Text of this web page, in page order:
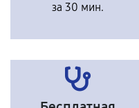
за 30 мин.